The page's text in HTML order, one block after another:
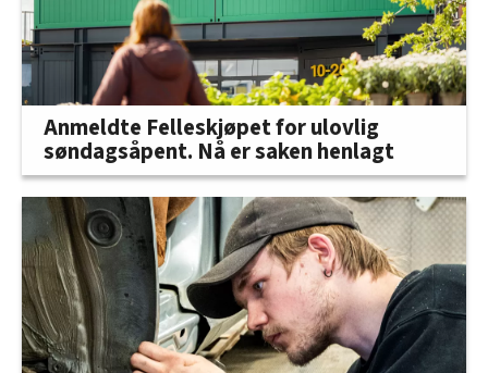
Anmeldte Felleskjøpet for ulovlig
søndagsåpent. Nå er saken henlagt